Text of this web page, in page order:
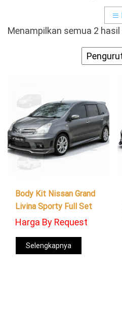
Menampilkan semua 2 hasil
Body Kit Nissan Grand
Livina Sporty Full Set
Harga By Request
Selengkapnya